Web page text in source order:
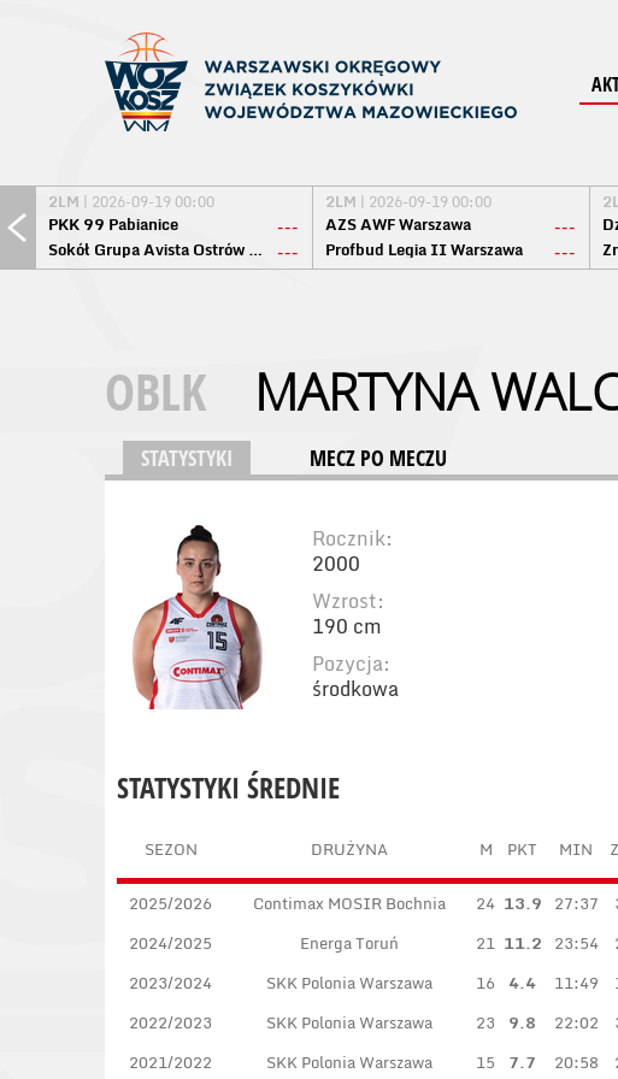
2LM | 2026-09-19 00:00
PKK 99 Pabianice
---
Sokół Grupa Avista Ostrów Maz. ---
2LM | 2026-09-19 00:00
AZS AWF Warszawa
---
Profbud Legia II Warszawa
---
OBLK MARTYNA
STATYSTYKI MECZ PO MECZU
Rocznik:
2000
Wzrost:
190 cm
Pozycja:
środkowa
STATYSTYKI ŚREDNIE
SEZON DRUŻYNA M PKT MIN
2025/2026 Contimax MOSIR Bochnia 24 13.9 27:37
2024/2025
Energa Toruń 21 11.2 23:54
2023/2024
SKK Polonia Warszawa 16 4.4 11:49
2022/2023
SKK Polonia Warszawa 23 9.8 22:02
2021/2022
SKK Polonia Warszawa 15 7.7 20:58